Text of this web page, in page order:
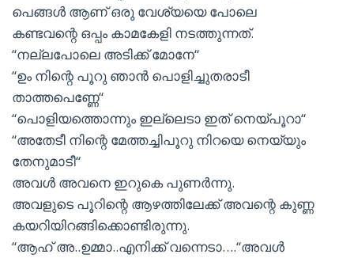
പെങ്ങൾ ആണ് ഒരു വേശ്യയെ പോലെ
കണ്ടവന്റെ ഒപ്പം കാമകേളി നടത്തുന്നത്.
“നല്ലപോലെ അടിക്ക് മോനേ“
“ഉം നിന്റെ പൂറു ഞാൻ പൊളിച്ചുതരാടീ
താത്തപെണ്ണേ“
“പൊളിയത്തൊന്നും ഇല്ലെടാ ഇത് നെയ്പൂറാ“
“അതേടീ നിന്റെ മേത്തച്ചിപൂറു നിറയെ നെയ്യും
തേനുമാടീ“
അവൾ അവനെ ഇറുകെ പുണർന്നു.
അവളുടെ പൂറിന്റെ ആഴത്തിലേക്ക് അവന്റെ കുണ്ണ
കയറിയിറങ്ങിക്കൊണ്ടിരുന്നു.
“ആഹ് അ..ഉമ്മാ..എനിക്ക് വന്നെടാ….“അവൾ